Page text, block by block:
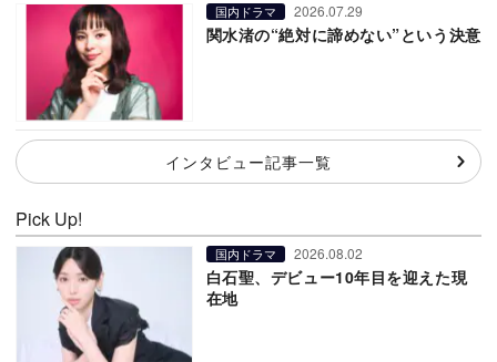
国内ドラマ 2026.07.29
関水渚の“絶対に諦めない”という決意
インタビュー記事一覧
Pick Up!
国内ドラマ 2026.08.02
白石聖、デビュー10年目を迎えた現
在地